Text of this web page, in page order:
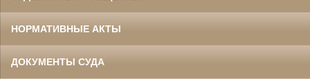
НОРМАТИВНЫЕ АКТЫ
ДОКУМЕНТЫ СУДА